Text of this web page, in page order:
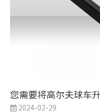
您需要将高尔夫球车
2024-02-29